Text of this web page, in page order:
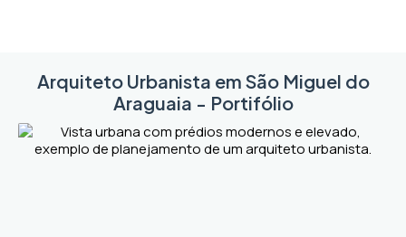
Arquiteto Urbanista em São Miguel do
Araguaia - Portifólio